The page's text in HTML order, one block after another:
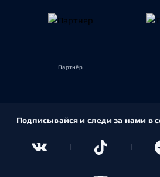
Партнёр
Подписывайся и следи за нами в